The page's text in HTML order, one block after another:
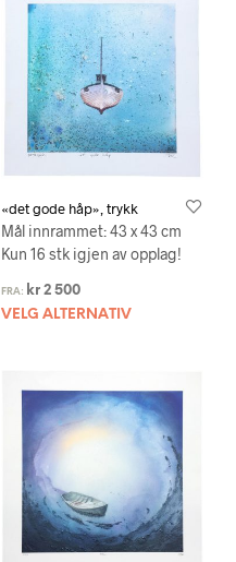
«det gode håp», trykk
Mål innrammet: 43 x 43 cm
Kun 16 stk igjen av opplag!
FRA: kr2 500
VELG ALTERNATIV